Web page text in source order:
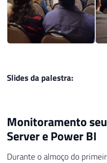
Slides da palestra:
Monitoramento
Server e Power BI
Durante o almoço do